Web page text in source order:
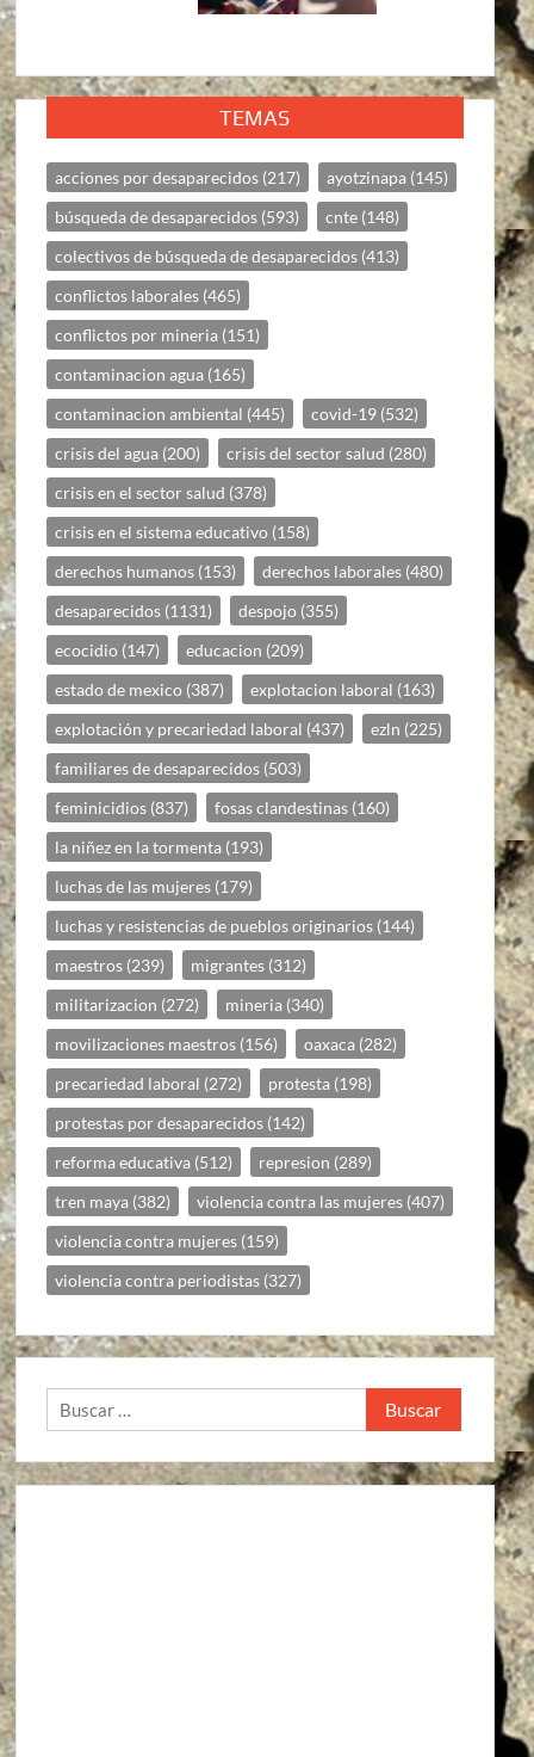
TEMAS
acciones por desaparecidos (217) ayotzinapa (145)
búsqueda de desaparecidos (593) cnte (148)
colectivos de búsqueda de desaparecidos (413)
conflictos laborales (465)
conflictos por mineria (151)
contaminacion agua (165)
contaminacion ambiental (445) covid-19 (532)
crisis del agua (200) crisis del sector salud (280)
crisis en el sector salud (378)
crisis en el sistema educativo (158)
derechos humanos (153) derechos laborales (480)
desaparecidos (1131) despojo (355)
ecocidio (147) educacion (209)
estado de mexico (387) explotacion laboral (163)
explotación y precariedad laboral (437) ezln (225)
familiares de desaparecidos (503)
feminicidios (837) fosas clandestinas (160)
la niñez en la tormenta (193)
luchas de las mujeres (179)
luchas y resistencias de pueblos originarios (144)
maestros (239) migrantes (312)
militarizacion (272) mineria (340)
movilizaciones maestros (156) oaxaca (282)
precariedad laboral (272) protesta (198)
protestas por desaparecidos (142)
reforma educativa (512) represion (289)
tren maya (382) violencia contra las mujeres (407)
violencia contra mujeres (159)
violencia contra periodistas (327)
Buscar: